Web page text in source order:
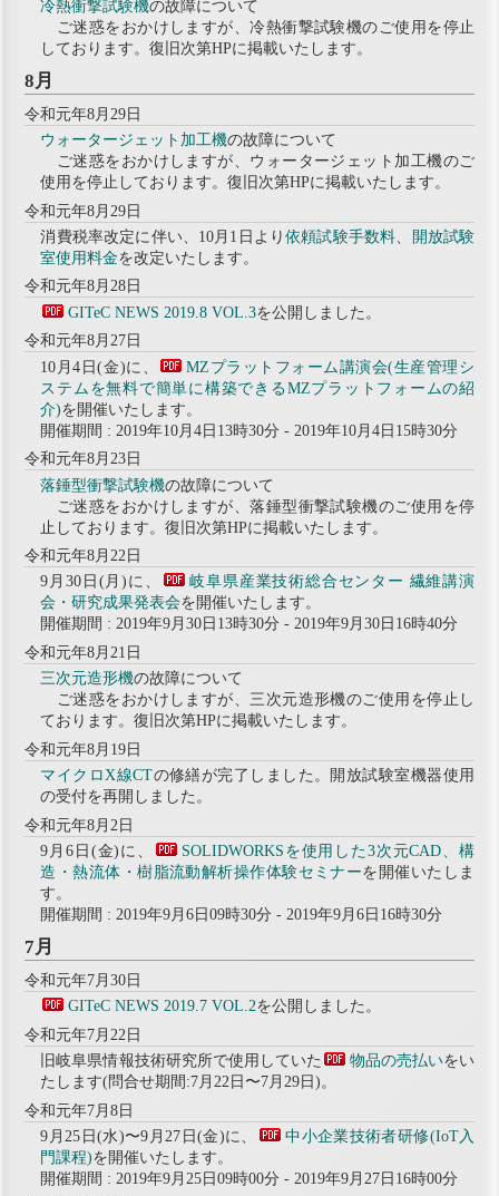
冷熱衝撃試験機の故障について
ご迷惑をおかけしますが、冷熱衝撃試験機のご使用を停止
しております。復旧次第HPに掲載いたします。
8月
令和元年8月29日
ウォータージェット加工機の故障について
ご迷惑をおかけしますが、ウォータージェット加工機のご
使用を停止しております。復旧次第HPに掲載いたします。
令和元年8月29日
消費税率改定に伴い、10月1日より依頼試験手数料
開放試験
室使用料金を改定いたします。
令和元年8月28日
GITeC NEWS 2019.8 VOL.3を公開しました。
令和元年8月27日
10月4日(金)に、
MZプラットフォーム講演会(生産管理シ
ステムを無料で簡単に構築できるMZプラットフォームの紹
介)を開催いたします。
開催期間 : 2019年10月4日13時30分 - 2019年10月4日15時30分
令和元年8月23日
落錘型衝撃試験機の故障について
ご迷惑をおかけしますが、落錘型衝撃試験機のご使用を停
止しております。復旧次第HPに掲載いたします。
令和元年8月22日
9月30日(月)に、
岐阜県産業技術総合センター 繊維講演
会・研究成果発表会を開催いたします。
開催期間 : 2019年9月30日13時30分 - 2019年9月30日16時40分
令和元年8月21日
三次元造形機の故障について
ご迷惑をおかけしますが、三次元造形機のご使用を停止し
ております。復旧次第HPに掲載いたします。
令和元年8月19日
マイクロX線CTの修繕が完了しました。開放試験室機器使用
の受付を再開しました。
令和元年8月2日
9月6日(金)に、
SOLIDWORKSを使用した3次元CAD、構
造・熱流体・樹脂流動解析操作体験セミナーを開催いたしま
す。
開催期間 : 2019年9月6日09時30分 - 2019年9月6日16時30分
7月
令和元年7月30日
GITeC NEWS 2019.7 VOL.2を公開しました。
令和元年7月22日
旧岐阜県情報技術研究所で使用していた
物品の売払いをい
たします(問合せ期間:7月22日〜7月29日)。
令和元年7月8日
9月25日(水)〜9月27日(金)に、
中小企業技術者研修(IoT入
門課程)を開催いたします。
開催期間 : 2019年9月25日09時00分 - 2019年9月27日16時00分